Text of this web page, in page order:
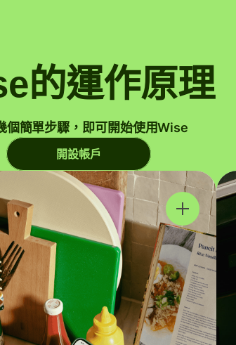
的運作原理
個簡單步驟，即可開始使用Wise
開設帳戶